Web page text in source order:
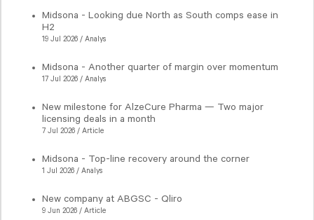
Midsona - Looking due North as South comps ease in
H2
19 Jul 2026 / Analys
Midsona - Another quarter of margin over momentum
17 Jul 2026 / Analys
New milestone for AlzeCure Pharma — Two major
licensing deals in a month
7 Jul 2026 / Article
Midsona - Top-line recovery around the corner
1 Jul 2026 / Analys
New company at ABGSC - Qliro
9 Jun 2026 / Article